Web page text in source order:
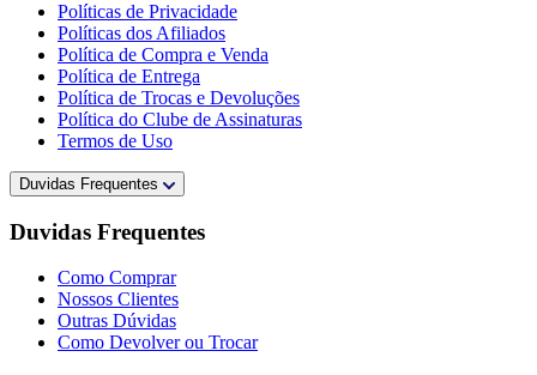
Políticas de Privacidade
Políticas dos Afiliados
Política de Compra e Venda
Política de Entrega
Política de Trocas e Devoluções
Política do Clube de Assinaturas
Termos de Uso
Duvidas Frequentes
Duvidas Frequentes
Como Comprar
Nossos Clientes
Outras Dúvidas
Como Devolver ou Trocar